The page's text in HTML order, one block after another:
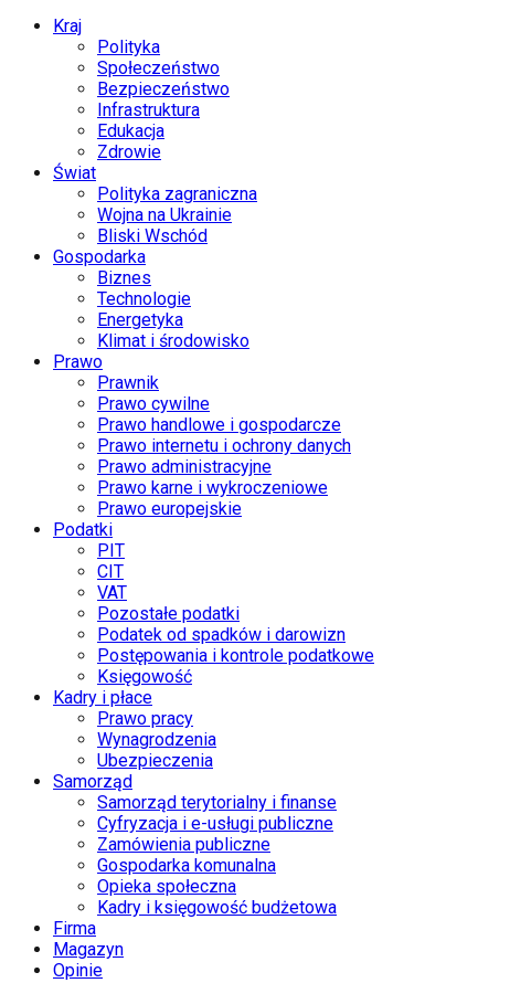
Kraj
Polityka
Społeczeństwo
Bezpieczeństwo
Infrastruktura
Edukacja
Zdrowie
Świat
Polityka zagraniczna
Wojna na Ukrainie
Bliski Wschód
Gospodarka
Biznes
Technologie
Energetyka
Klimat i środowisko
Prawo
Prawnik
Prawo cywilne
Prawo handlowe i gospodarcze
Prawo internetu i ochrony danych
Prawo administracyjne
Prawo karne i wykroczeniowe
Prawo europejskie
Podatki
PIT
CIT
VAT
Pozostałe podatki
Podatek od spadków i darowizn
Postępowania i kontrole podatkowe
Księgowość
Kadry i płace
Prawo pracy
Wynagrodzenia
Ubezpieczenia
Samorząd
Samorząd terytorialny i finanse
Cyfryzacja i e-usługi publiczne
Zamówienia publiczne
Gospodarka komunalna
Opieka społeczna
Kadry i księgowość budżetowa
Firma
Magazyn
Opinie